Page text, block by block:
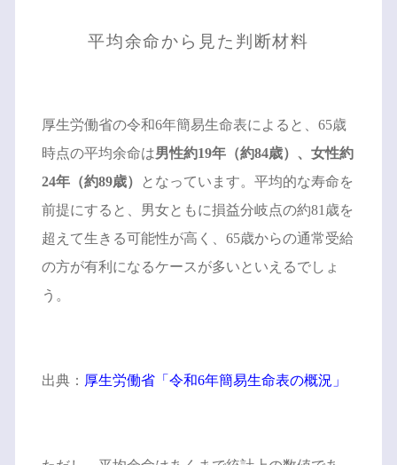
平均余命から見た判断材料
厚生労働省の令和6年簡易生命表によると、65歳
時点の平均余命は男性約19年（約84歳）、女性約
24年（約89歳）
となっています。平均的な寿命を
前提にすると、男女ともに損益分岐点の約81歳を
超えて生きる可能性が高く、65歳からの通常受給
の方が有利になるケースが多いといえるでしょ
う。
出典： 厚生労働省「令和6年簡易生命表の概況」